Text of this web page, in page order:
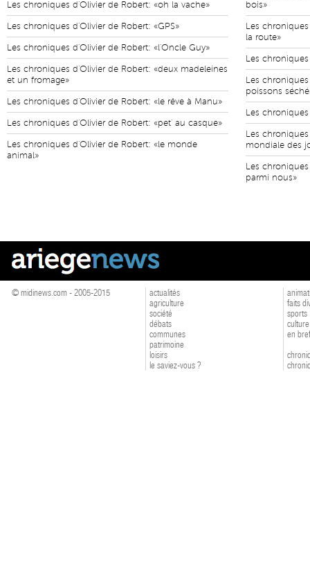
Les chroniques d'Olivier de Robert: «oh la vache»
Les chroniques d'Olivier de Robert: «GPS»
Les chroniques d'Olivier de Robert: «l'Oncle Guy»
Les chroniques d'Olivier de Robert: «deux madeleines
et un fromage»
Les chroniques d'Olivier de Robert: «le rêve à Manu»
Les chroniques d'Olivier de Robert: «pet' au casque»
Les chroniques d'Olivier de Robert: «le monde
animal»
bois»
Les
la route»
Les
Les
poissons
Les
Les
mondiale des
Les
parmi nous»
© midinews.com - 2005-2015
actualités
agriculture
société
débats
communes
patrimoine
loisirs
le saviez-vous ?
faits
sports
culture
en bref